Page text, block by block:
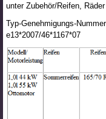
unter Zubehör/Reifen,
Typ-Genehmigungs-
e13*2007/46*1167*07